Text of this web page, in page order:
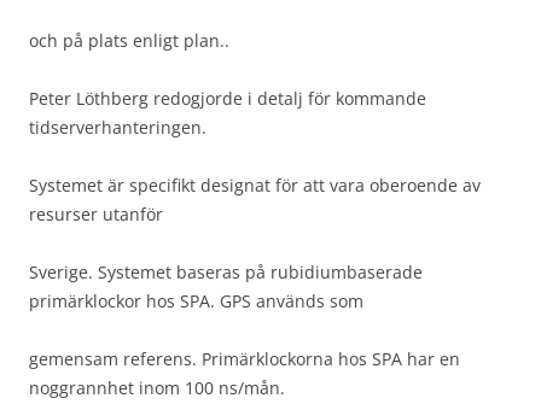
och på plats enligt plan..
Peter Löthberg redogjorde i detalj för kommande
tidserverhanteringen.
Systemet är specifikt designat för att vara oberoende av
resurser utanför
Sverige. Systemet baseras på rubidiumbaserade
primärklockor hos SPA. GPS används som
gemensam referens. Primärklockorna hos SPA har en
noggrannhet inom 100 ns/mån.